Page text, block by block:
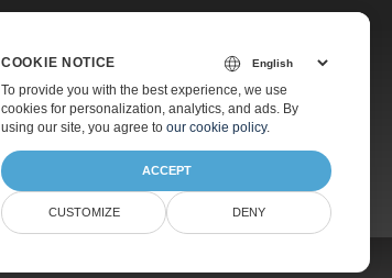
Preise
Kostenpflichtiger Support
Über Uns
COOKIE NOTICE
To provide you with the best experience, we use
cookies for personalization, analytics, and ads. By
using our site, you agree to our cookie policy.
ACCEPT
CUSTOMIZE DENY